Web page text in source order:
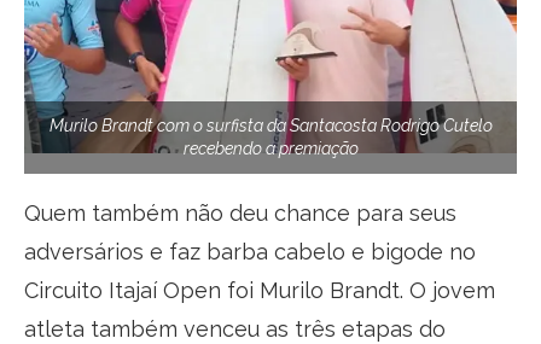
Murilo Brandt com o surfista da Santacosta Rodrigo Cutelo
recebendo a premiação
Quem também não deu chance para seus
adversários e faz barba cabelo e bigode no
Circuito Itajaí Open foi Murilo Brandt. O jovem
atleta também venceu as três etapas do